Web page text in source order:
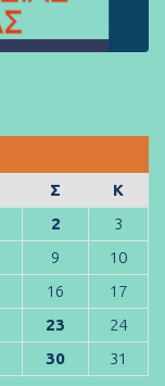
Σ
Κ
2
3
9
10
16
17
23
24
30
31